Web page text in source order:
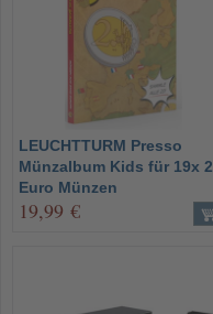
LEUCHTTURM Presso
Münzalbum Kids für 19x 2
Euro Münzen
19,99 €